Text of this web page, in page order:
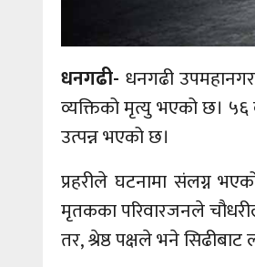
धनगढी- धनगढी
व्यक्तिको मृत्यु भएको छ। ५६
उत्पन्न भएको छ।
प्रहरीले घटनामा संलग्न
मृतकका परिवारजनले
तर, श्रेष्ठ पक्षले भने